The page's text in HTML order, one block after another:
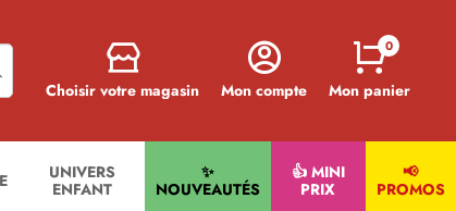
Choisir votre magasin Mon compte Mon panier
0
UNIVERS
ENFANT
✨
NOUVEAUTÉS
👍 MINI
PRIX
📢
PROMOS